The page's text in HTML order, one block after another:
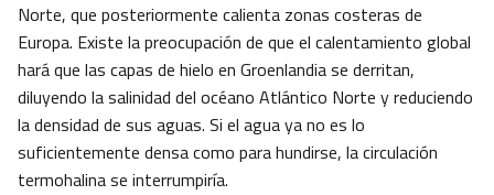
Norte, que posteriormente calienta zonas costeras de
Europa. Existe la preocupación de que el calentamiento global
hará que las capas de hielo en Groenlandia se derritan,
diluyendo la salinidad del océano Atlántico Norte y reduciendo
la densidad de sus aguas. Si el agua ya no es lo
suficientemente densa como para hundirse, la circulación
termohalina se interrumpiría.